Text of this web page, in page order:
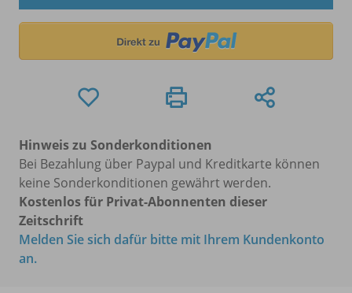
Hinweis zu Sonderkonditionen
Bei Bezahlung über Paypal und Kreditkarte können
keine Sonderkonditionen gewährt werden.
Kostenlos für Privat-Abonnenten dieser
Zeitschrift
Melden Sie sich dafür bitte mit Ihrem Kundenkonto
an.